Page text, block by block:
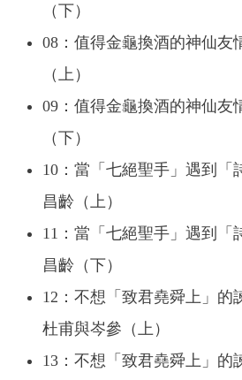
（下）
08：值得金龜換酒的神仙
（上）
09：值得金龜換酒的神仙
（下）
10：當「七絕聖手」遇到
昌齡（上）
11：當「七絕聖手」遇到
昌齡（下）
12：不想「致君堯舜上」
杜甫與岑參（上）
13：不想「致君堯舜上」